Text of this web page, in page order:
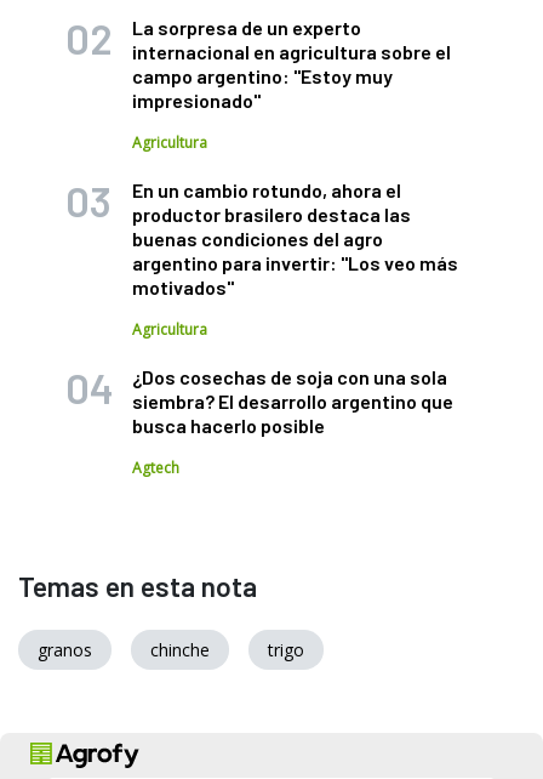
La sorpresa de un experto
internacional en agricultura sobre el
campo argentino: "Estoy muy
impresionado"
Agricultura
En un cambio rotundo, ahora el
productor brasilero destaca las
buenas condiciones del agro
argentino para invertir: "Los veo más
motivados"
Agricultura
¿Dos cosechas de soja con una sola
siembra? El desarrollo argentino que
busca hacerlo posible
Agtech
Temas en esta nota
granos chinche trigo